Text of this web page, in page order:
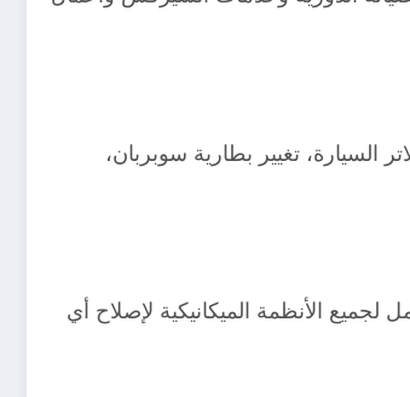
تغيير بطارية سوبربان،
الأنظمة الميكانيكية لإصلاح أي